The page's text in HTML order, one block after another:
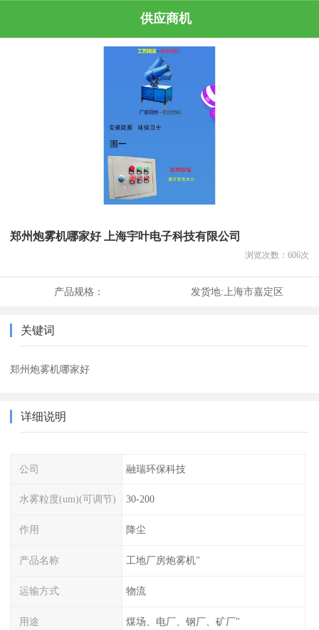
供应商机
郑州炮雾机哪家好 上海宇叶电子科技有限公司
浏览次数： 606次
产品规格： 发货地:上海市嘉定区
关键词
郑州炮雾机哪家好
详细说明
公司 融瑞环保科技
水雾粒度(um)(可调节) 30-200
作用 降尘
产品名称 工地厂房炮雾机"
运输方式 物流
用途 煤场、电厂、钢厂、矿厂"